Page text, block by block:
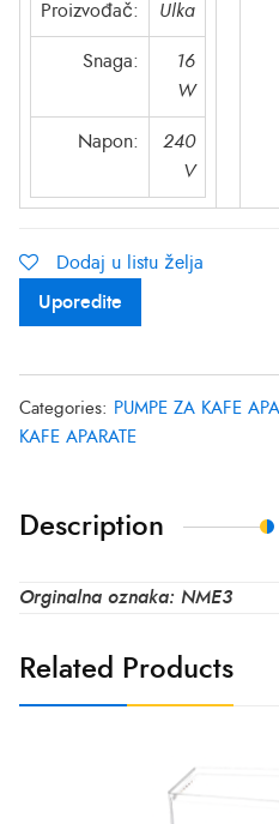
Proizvođač: Ulka
Snaga:
16
W
Napon:
240
V
Dodaj u listu želja
Uporedite
Categories: PUMPE ZA KAFE
KAFE APARATE
Description
Orginalna oznaka: NME3
Related Products